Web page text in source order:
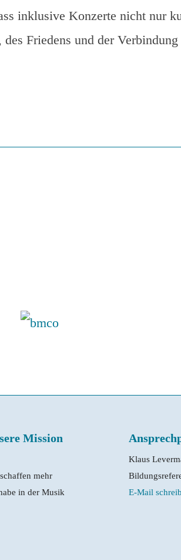
inklusive Konzerte nicht nur
Friedens und der
Mission
mehr
in der Musik
Klaus
E-Mail